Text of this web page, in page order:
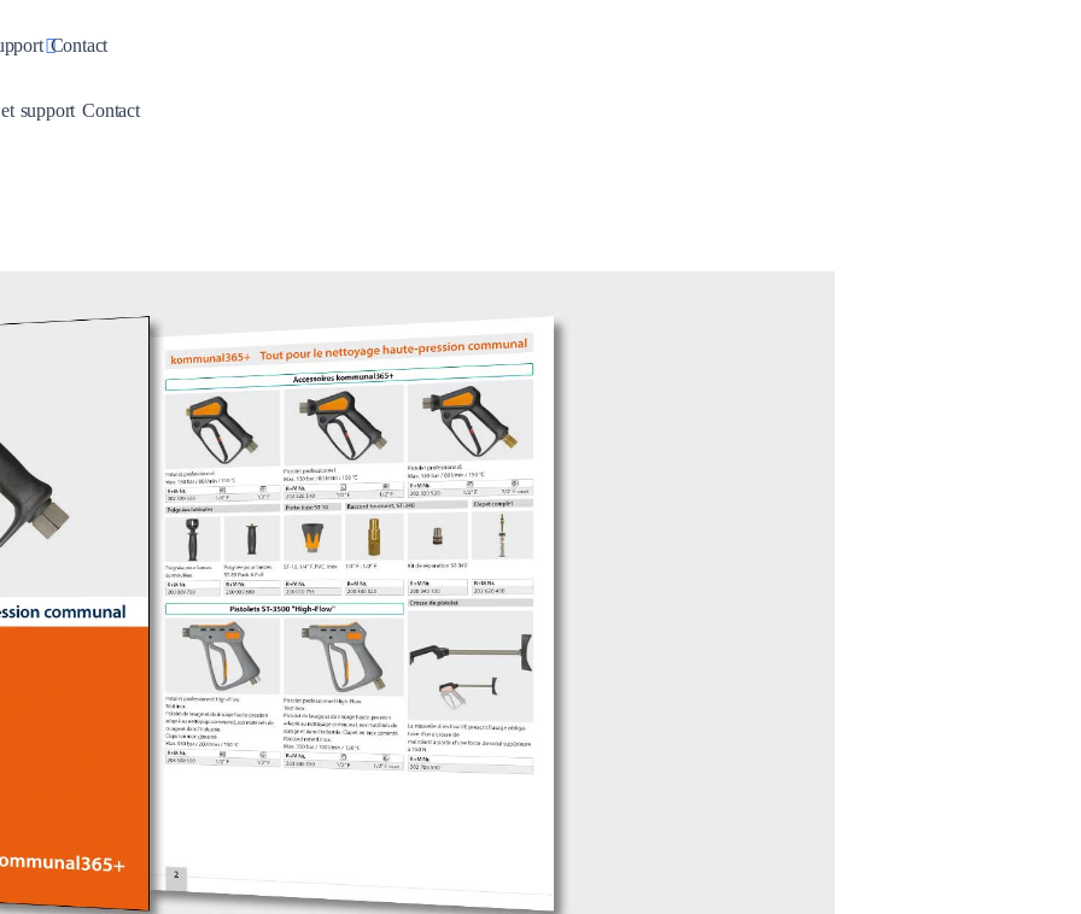
Toggle Dropdown
Contact
supportToggle Dropdown
Contact